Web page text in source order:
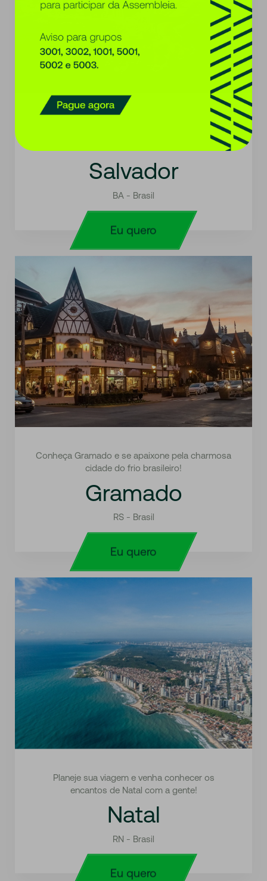
Se você curte passeios históricos animados, não
pense duas vezes e planeje sua viagem para
Salvador
BA - Brasil
Eu quero
Conheça Gramado e se apaixone pela charmosa
cidade do frio brasileiro!
Gramado
RS - Brasil
Eu quero
Planeje sua viagem e venha conhecer os
encantos de Natal com a gente!
Natal
RN - Brasil
Eu quero